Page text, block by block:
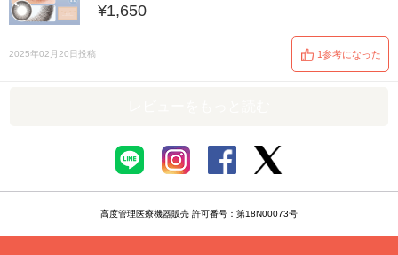
¥1,650
2025年02月20日投稿 1参考になった
高度管理医療機器販売 許可番号：第18N00073号